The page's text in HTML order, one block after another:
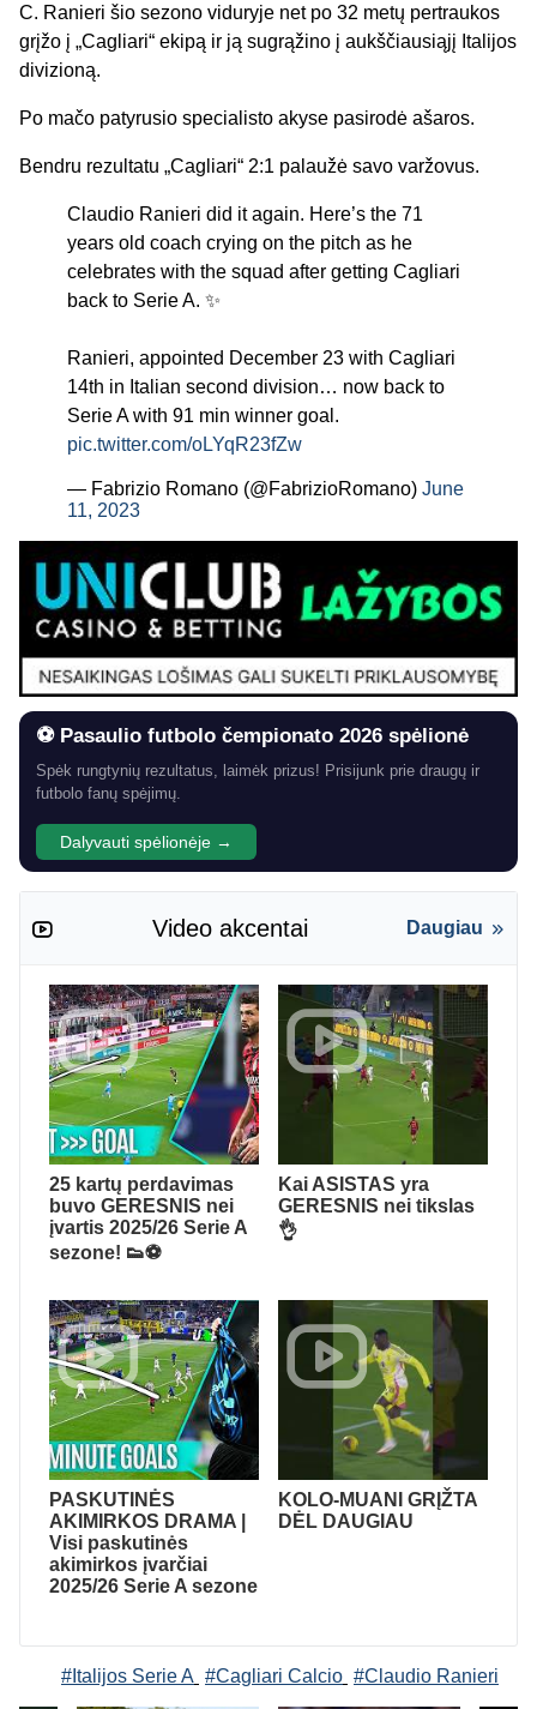
C. Ranieri šio sezono viduryje net po 32 metų pertraukos
grįžo į „Cagliari“ ekipą ir ją sugrąžino į aukščiausiąjį Italijos
divizioną.
Po mačo patyrusio specialisto akyse pasirodė ašaros.
Bendru rezultatu „Cagliari“ 2:1 palaužė savo varžovus.
Claudio Ranieri did it again. Here’s the 71
years old coach crying on the pitch as he
celebrates with the squad after getting Cagliari
back to Serie A. ✨
Ranieri, appointed December 23 with Cagliari
14th in Italian second division… now back to
Serie A with 91 min winner goal.
pic.twitter.com/oLYqR23fZw
— Fabrizio Romano (@FabrizioRomano) June
11, 2023
⚽ Pasaulio futbolo čempionato 2026 spėlionė
Spėk rungtynių rezultatus, laimėk prizus! Prisijunk prie draugų ir
futbolo fanų spėjimų.
Dalyvauti spėlionėje →
Video akcentai Daugiau
25 kartų perdavimas
buvo GERESNIS nei
įvartis 2025/26 Serie A
sezone! 👟⚽
Kai ASISTAS yra
GERESNIS nei tikslas
👌
PASKUTINĖS
AKIMIRKOS DRAMA |
Visi paskutinės
akimirkos įvarčiai
2025/26 Serie A sezone
KOLO-MUANI GRĮŽTA
DĖL DAUGIAU
#Italijos Serie A #Cagliari Calcio #Claudio Ranieri